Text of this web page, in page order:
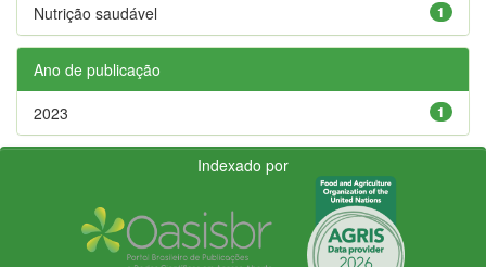
1
Nutrição saudável
Ano de publicação
1
2023
Indexado por